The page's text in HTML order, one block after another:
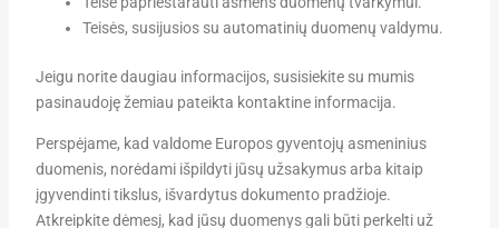
Teisės, susijusios su automatinių duomenų valdymu.
Jeigu norite daugiau informacijos, susisiekite su mumis
pasinaudoję žemiau pateikta kontaktine informacija.
Perspėjame, kad valdome Europos gyventojų asmeninius
duomenis, norėdami išpildyti jūsų užsakymus arba kitaip
įgyvendinti tikslus, išvardytus dokumento pradžioje.
Atkreipkite dėmesį, kad jūsų duomenys gali būti perkelti už